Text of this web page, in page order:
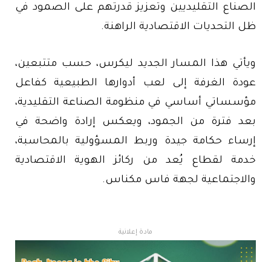
الصناع التقليديين وتعزيز قدرتهم على الصمود في
ظل التحديات الاقتصادية الراهنة.
ويأتي هذا المسار الجديد ليكرس، حسب متتبعين،
عودة الغرفة إلى لعب أدوارها الطبيعية كفاعل
مؤسساتي أساسي في منظومة الصناعة التقليدية،
بعد فترة من الجمود، ويعكس إرادة واضحة في
إرساء حكامة جيدة وربط المسؤولية بالمحاسبة،
خدمة لقطاع يُعد من ركائز الهوية الاقتصادية
والاجتماعية لجهة فاس مكناس.
مادة إعلانية